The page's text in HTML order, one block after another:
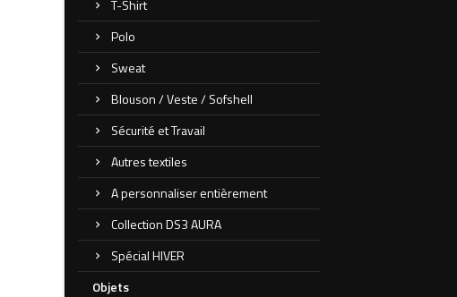
T-Shirt
Polo
Sweat
Blouson / Veste / Sofshell
Sécurité et Travail
Autres textiles
A personnaliser entièrement
Collection DS3 AURA
Spécial HIVER
Objets